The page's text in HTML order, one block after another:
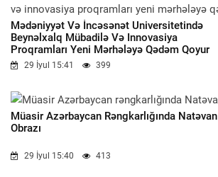
Mədəniyyət Və İncəsənət Universitetində
Beynəlxalq Mübadilə Və Innovasiya
Proqramları Yeni Mərhələyə Qədəm Qoyur
29 İyul 15:41 399
Müasir Azərbaycan Rəngkarlığında Natəvan
Obrazı
29 İyul 15:40 413